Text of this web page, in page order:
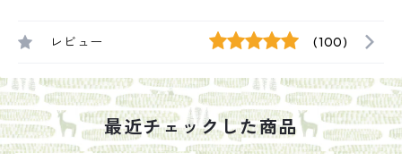
レビュー (100)
最近チェックした商品